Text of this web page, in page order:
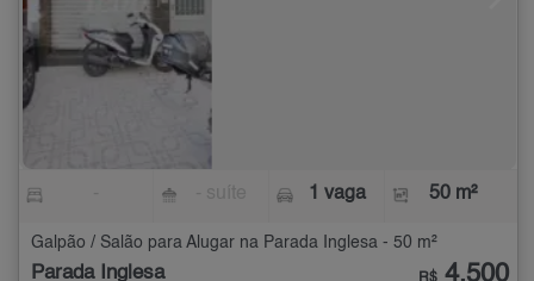
1 vaga 50 m²
Galpão / Salão para Alugar na Parada Inglesa - 50 m²
Parada Inglesa 4.500